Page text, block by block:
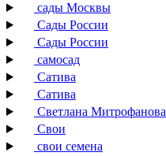
сады Москвы
Сады России
Сады России
самосад
Сатива
Сатива
Светлана Митрофанова
Свои
свои семена